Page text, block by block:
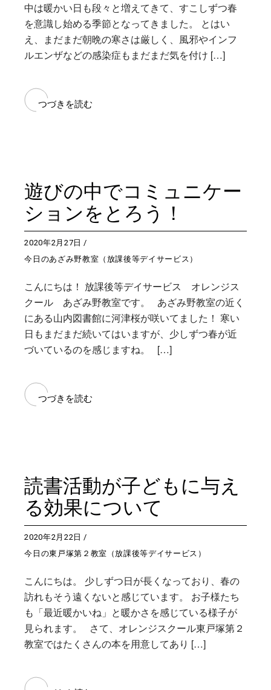
中は暖かい日も段々と増えてきて、すこしずつ春
を意識し始める季節となってきました。 とはい
え、まだまだ朝晩の寒さは厳しく、風邪やインフ
ルエンザなどの感染症もまだまだ気を付け […]
つづきを読む
遊びの中でコミュニケー
ションをとろう！
2020年2月27日
今日のあざみ野教室（放課後等デイサービス）
こんにちは！ 放課後等デイサービス オレンジス
クール あざみ野教室です。 あざみ野教室の近く
にある山内図書館に河津桜が咲いてました！ 寒い
日もまだまだ続いてはいますが、少しずつ春が近
づいているのを感じますね。 […]
つづきを読む
読書活動が子どもに与え
る効果について
2020年2月22日
今日の東戸塚第２教室（放課後等デイサービス）
こんにちは。 少しずつ日が長くなっており、春の
訪れもそう遠くないと感じています。 お子様たち
も「最近暖かいね」と暖かさを感じている様子が
見られます。 さて、オレンジスクール東戸塚第２
教室ではたくさんの本を用意してあり […]